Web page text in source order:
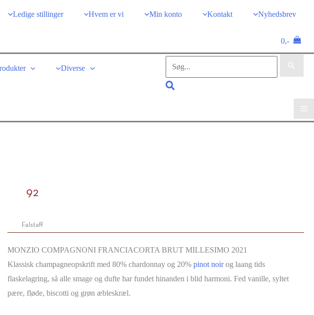
Ledige stillinger Hvem er vi Min konto Kontakt Nyhedsbrev
0,-
Diverse
efter:
Søg
92
Falstaff
MONZIO COMPAGNONI FRANCIACORTA BRUT MILLESIMO 2021
Klassisk champagneopskrift med 80% chardonnay og 20%pinot noirog laang tids
flaskelagring, så alle smage og dufte har fundet hinanden i blid harmoni. Fed vanille, syltet
pære, fløde, biscotti og grøn æbleskræl.